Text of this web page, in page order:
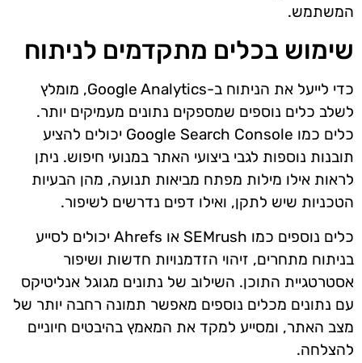
המשתמש.
שימוש בכלים מתקדמים לניתוח
כדי לייעל את הניתוח ב-Google Analytics, מומלץ
לשלב כלים נוספים שמספקים נתונים מעמיקים יותר.
כלים כמו Google Search Console יכולים להציע
תובנות נוספות לגבי ביצועי האתר במנועי חיפוש. ניתן
לראות אילו מילות מפתח מביאות תנועה, מהן הבעיות
הטכניות שיש לתקן, ואילו דפים נדרשים לשיפור.
כלים נוספים כמו SEMrush או Ahrefs יכולים לסייע
בניתוח מתחרים, זיהוי הזדמנויות חדשות ושיפור
אסטרטגיית התוכן. השילוב של נתונים מגוגל אנליטיקס
עם נתונים מכלים נוספים מאפשר תמונה רחבה יותר של
מצב האתר, ומסייע למקד את המאמץ בהיבטים חיוניים
להצלחה.